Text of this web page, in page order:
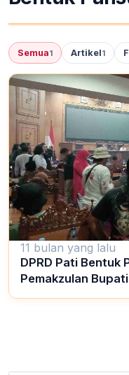
Semua1 Artikel1
11 bulan yang lalu
DPRD Pati Bentuk
Pemakzulan